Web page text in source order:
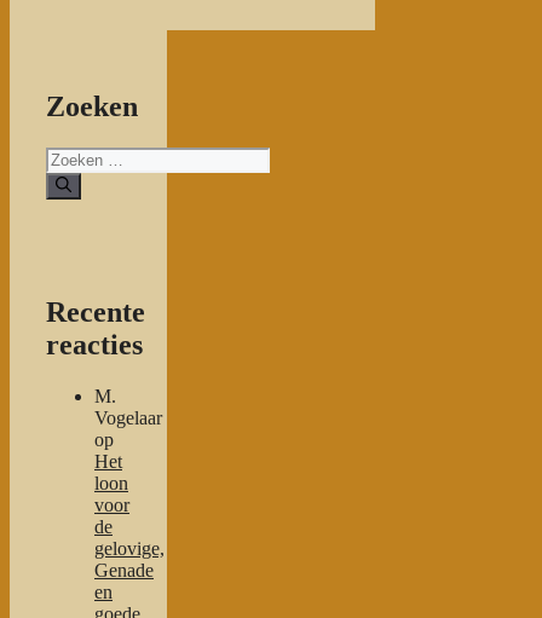
Zoeken
Zoeken
naar:
Recente
reacties
M.
Vogelaar
op
Het
loon
voor
de
gelovige,
Genade
en
goede